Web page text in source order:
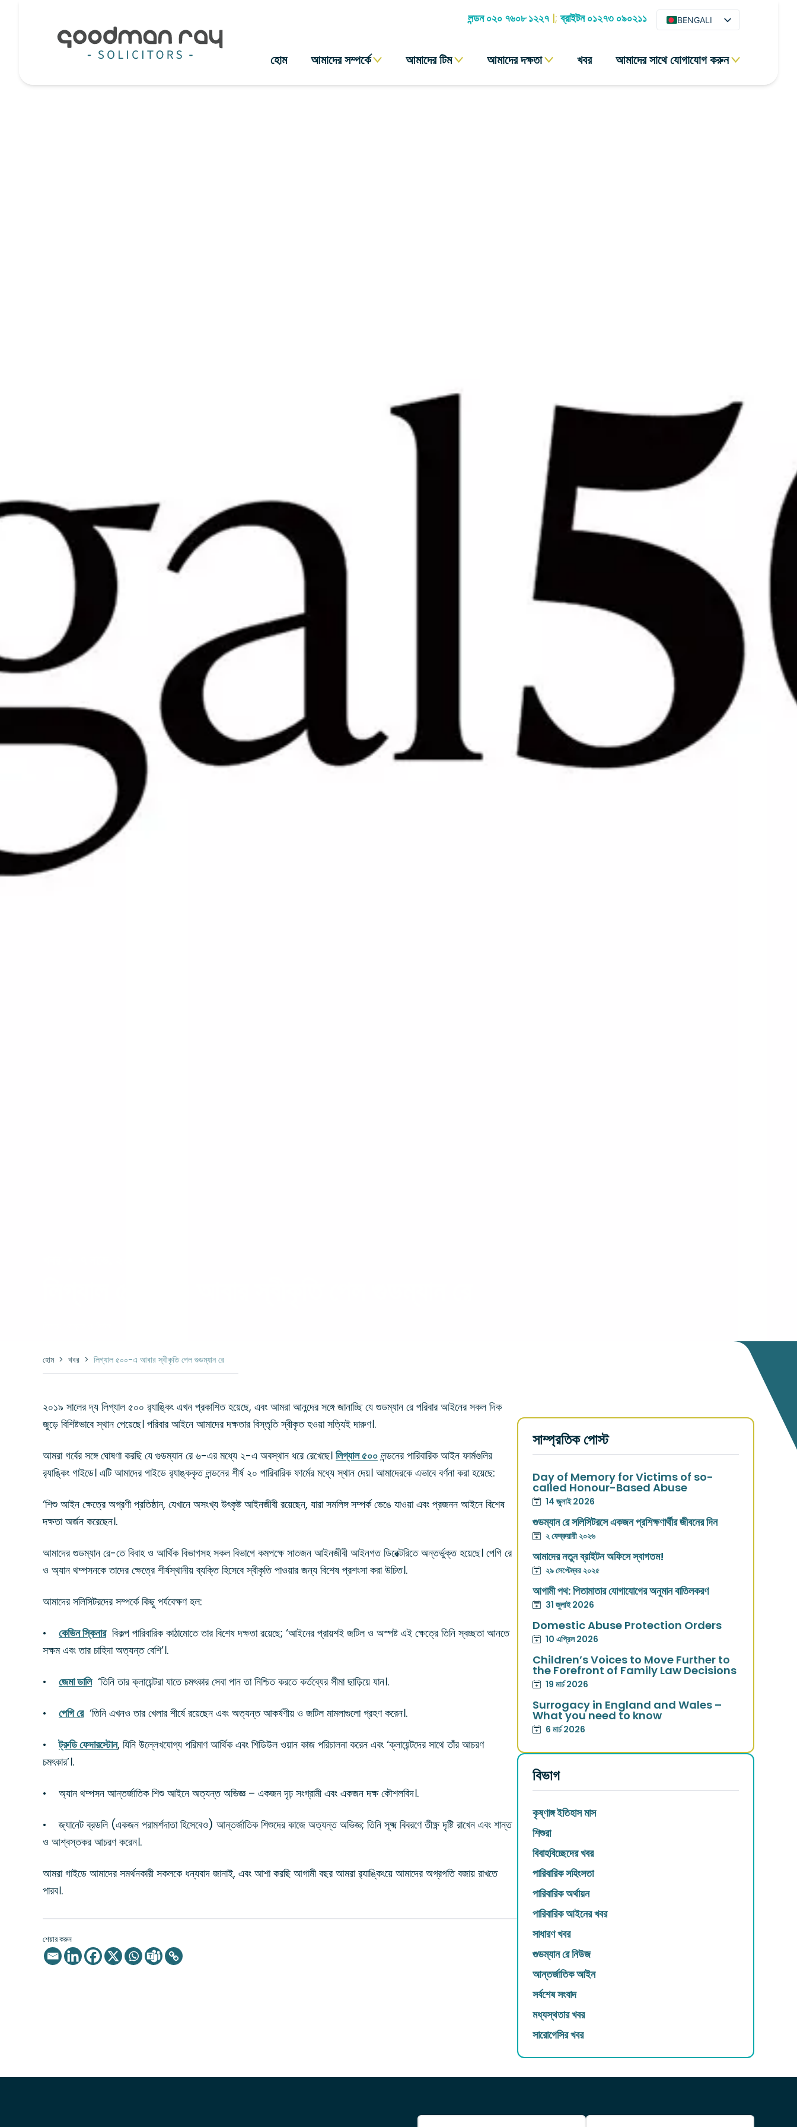
লন্ডন ০২০ ৭৬০৮ ১২২৭|;ব্রাইটন ০১২৭৩ ০৯০২১১
BENGALI
ARABIC
আমাদের টিম আমাদের দক্ষতা
হোম আমাদের সম্পর্কে খবর আমাদের সাথে যোগাযোগ করুন
হোম> খবর > লিগ্যাল ৫০০-এ আবার স্বীকৃতি পেল গুডম্যান রে
২০১৯ সালের দ্য লিগ্যাল ৫০০ র‌্যাঙ্কিং এখন প্রকাশিত হয়েছে, এবং আমরা আনন্দের সঙ্গে জানাচ্ছি যে গুডম্যান রে পরিবার আইনের সকল দিক
জুড়ে বিশিষ্টভাবে স্থান পেয়েছে। পরিবার আইনে আমাদের দক্ষতার বিস্তৃতি স্বীকৃত হওয়া সত্যিই দারুণ।.
আমরা গর্বের সঙ্গে ঘোষণা করছি যে গুডম্যান রে ৬-এর মধ্যে ২-এ অবস্থান ধরে রেখেছে। লিগ্যাল ৫০০লন্ডনের পারিবারিক আইন ফার্মগুলির
র‌্যাঙ্কিং গাইডে। এটি আমাদের গাইডে র‌্যাঙ্ককৃত লন্ডনের শীর্ষ ২০ পারিবারিক ফার্মের মধ্যে স্থান দেয়। আমাদেরকে এভাবে বর্ণনা করা হয়েছে:
‘শিশু আইন ক্ষেত্রে অগ্রণী প্রতিষ্ঠান, যেখানে অসংখ্য উৎকৃষ্ট আইনজীবী রয়েছেন, যারা সমলিঙ্গ সম্পর্ক ভেঙে যাওয়া এবং প্রজনন আইনে বিশেষ
দক্ষতা অর্জন করেছেন।.
আমাদের গুডম্যান রে-তে বিবাহ ও আর্থিক বিভাগসহ সকল বিভাগে কমপক্ষে সাতজন আইনজীবী আইনগত ডিরেক্টরিতে অন্তর্ভুক্ত হয়েছে। পেগি রে
ও অ্যান থম্পসনকে তাদের ক্ষেত্রে শীর্ষস্থানীয় ব্যক্তি হিসেবে স্বীকৃতি পাওয়ার জন্য বিশেষ প্রশংসা করা উচিত।.
আমাদের সলিসিটরদের সম্পর্কে কিছু পর্যবেক্ষণ হল:
• কেভিন স্কিনারবিকল্প পারিবারিক কাঠামোতে তার বিশেষ দক্ষতা রয়েছে; ‘আইনের প্রায়শই জটিল ও অস্পষ্ট এই ক্ষেত্রে তিনি স্বচ্ছতা আনতে
সক্ষম এবং তার চাহিদা অত্যন্ত বেশি’।.
• জেমা ডালি‘তিনি তার ক্লায়েন্টরা যাতে চমৎকার সেবা পান তা নিশ্চিত করতে কর্তব্যের সীমা ছাড়িয়ে যান।.
• পেগি রে‘তিনি এখনও তার খেলার শীর্ষে রয়েছেন এবং অত্যন্ত আকর্ষণীয় ও জটিল মামলাগুলো গ্রহণ করেন।.
•ট্রুডি ফেদারস্টোন, যিনি উল্লেখযোগ্য পরিমাণ আর্থিক এবং শিডিউল ওয়ান কাজ পরিচালনা করেন এবং ‘ক্লায়েন্টদের সাথে তাঁর আচরণ
চমৎকার’।.
• অ্যান থম্পসন আন্তর্জাতিক শিশু আইনে অত্যন্ত অভিজ্ঞ – একজন দৃঢ় সংগ্রামী এবং একজন দক্ষ কৌশলবিদ।.
•জ্যানেট ব্রডলি (একজন পরামর্শদাতা হিসেবেও) আন্তর্জাতিক শিশুদের কাজে অত্যন্ত অভিজ্ঞ; তিনি সূক্ষ্ম বিবরণে তীক্ষ্ণ দৃষ্টি রাখেন এবং শান্ত
ও আশ্বস্তকর আচরণ করেন।.
আমরা গাইডে আমাদের সমর্থনকারী সকলকে ধন্যবাদ জানাই, এবং আশা করছি আগামী বছর আমরা র‌্যাঙ্কিংয়ে আমাদের অগ্রগতি বজায় রাখতে
পারব।.
শেয়ার করুন
সাম্প্রতিক পোস্ট
Day of Memory for Victims of so-
called Honour-Based Abuse
14 জুলাই 2026
গুডম্যান রে সলিসিটরসে একজন প্রশিক্ষণার্থীর জীবনের দিন
২ ফেব্রুয়ারী ২০২৬
আমাদের নতুন ব্রাইটন অফিসে স্বাগতম!
২৯ সেপ্টেম্বর ২০২৫
আগামী পথ: পিতামাতার যোগাযোগের অনুমান বাতিলকরণ
31 জুলাই 2026
Domestic Abuse Protection Orders
10 এপ্রিল 2026
Children’s Voices to Move Further to
the Forefront of Family Law Decisions
19 মার্চ 2026
Surrogacy in England and Wales –
What you need to know
6 মার্চ 2026
বিভাগ
কৃষ্ণাঙ্গ ইতিহাস মাস
শিশুরা
বিবাহবিচ্ছেদের খবর
পারিবারিক সহিংসতা
পারিবারিক অর্থায়ন
পারিবারিক আইনের খবর
সাধারণ খবর
গুডম্যান রে নিউজ
আন্তর্জাতিক আইন
সর্বশেষ সংবাদ
মধ্যস্থতার খবর
সারোগেসির খবর
নাম